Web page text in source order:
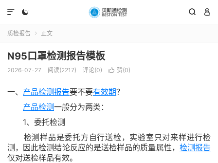
  

质检报告  正文
N95口罩检测报告模板
2026-07-27 阅读(2217) 评论(0)  赞(0)
一、 产品检测报告要不要有效期？
产品检测一般分为两类：
1、委托检测
检测样品是委托方自行送检，实验室只对来样进行检
测，因此检测结论反应的是送检样品的质量属性， 检测报告
仅对送检样品有效。